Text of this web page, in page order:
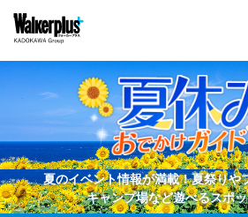
夏のイベント情報が満載！夏祭りや
キャンプ場など遊べるスポ